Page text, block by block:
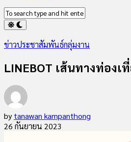
ข่าวประชาสัมพันธ์กลุ่มงาน
LINEBOT เส้นทางท่อง
by tanawan kampanthong
26 กันยายน 2023